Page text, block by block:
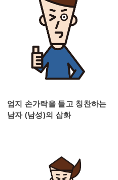
엄지 손가락을 들고 칭찬하는
남자 (남성)의 삽화